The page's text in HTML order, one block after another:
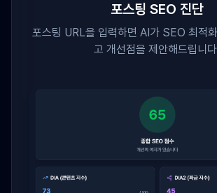
포스팅 SEO 진단
포스팅 URL을 입력하면 AI가 SEO 최적
고 개선점을 제안해드립니